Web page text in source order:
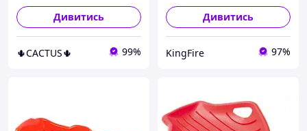
Дивитись
🌵CACTUS🌵 99%
Дивитись
KingFire 97%